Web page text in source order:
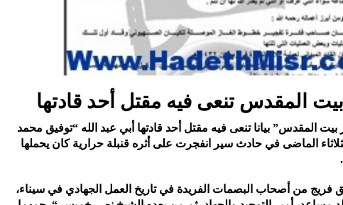
بيت المقدس تنعى فيه مقتل أحد قادتها
المقدس” بيانا تنعى فيه مقتل أحد قادتها أبي عبد الله “توفيق محمد
الماضى في حادث سير انفجرت على أثره قنبلة حرارية كان يحملها
فريج من أصحاب البصمات الفريدة في تاريخ العمل الجهادي في سيناء،